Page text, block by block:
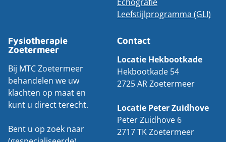
Leefstijlprogramma (GLI)
Fysiotherapie
Zoetermeer
Bij MTC Zoetermeer
behandelen we uw
klachten op maat en
kunt u direct terecht.
Bent u op zoek naar
Contact
Locatie Hekbootkade
Hekbootkade 54
2725 AR Zoetermeer
Locatie Peter Zuidhove
Peter Zuidhove 6
2717 TK Zoetermeer